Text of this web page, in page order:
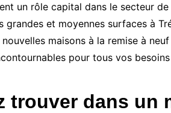
un rôle capital dans le secteur
grandes et moyennes surfaces à
maisons à la remise à
pour tous vos
trouver dans un